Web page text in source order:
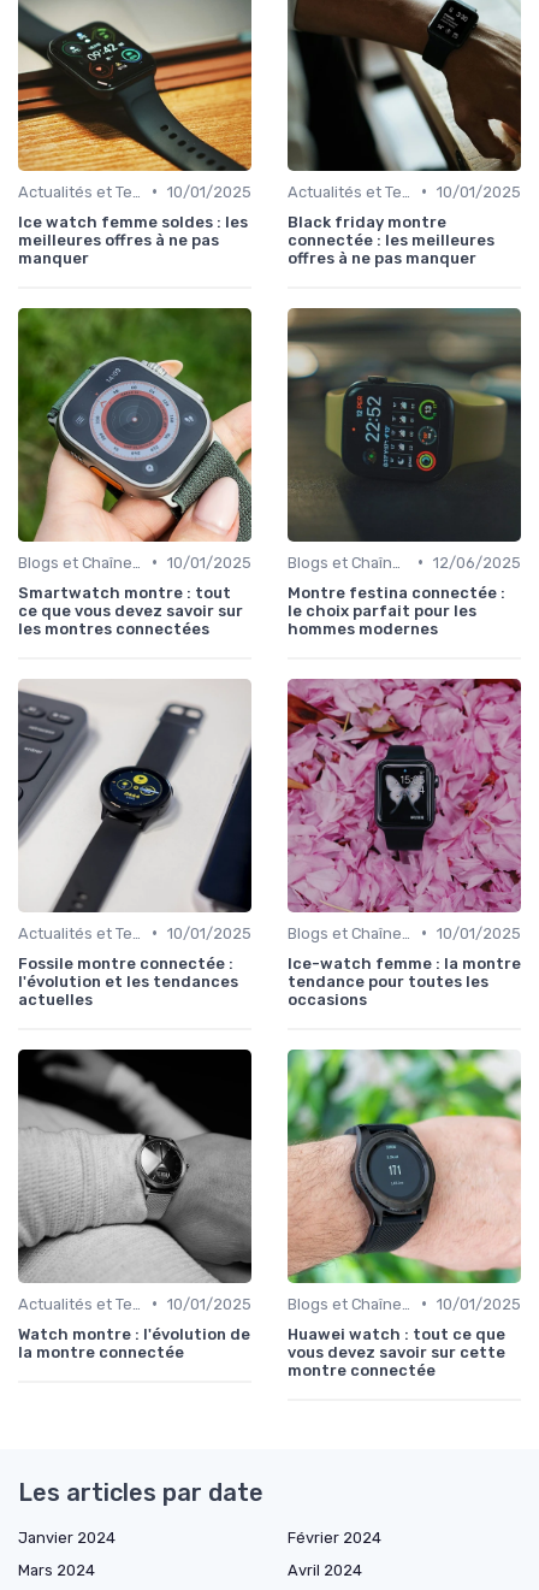
• 10/01/2025
Ice watch femme soldes : les
meilleures offres à ne pas
manquer
• 10/01/2025
Black friday montre
connectée : les meilleures
offres à ne pas manquer
• 10/01/2025
Smartwatch montre : tout
ce que vous devez savoir sur
les montres connectées
• 12/06/2025
Montre festina connectée :
le choix parfait pour les
hommes modernes
• 10/01/2025
Fossile montre connectée :
l'évolution et les tendances
actuelles
• 10/01/2025
Ice-watch femme : la montre
tendance pour toutes les
occasions
• 10/01/2025
Watch montre : l'évolution de
la montre connectée
• 10/01/2025
Huawei watch : tout ce que
vous devez savoir sur cette
montre connectée
Les articles par date
Janvier 2024
Février 2024
Mars 2024
Avril 2024